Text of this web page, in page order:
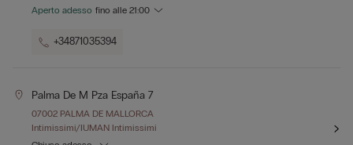
Aperto adesso fino alle 21:00
+34871035394
Palma De M Pza España 7
07002 PALMA DE MALLORCA
Intimissimi/IUMAN Intimissimi